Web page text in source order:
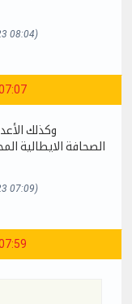
08:04)
وكذلك
الصحافة الايطالية
07:09)